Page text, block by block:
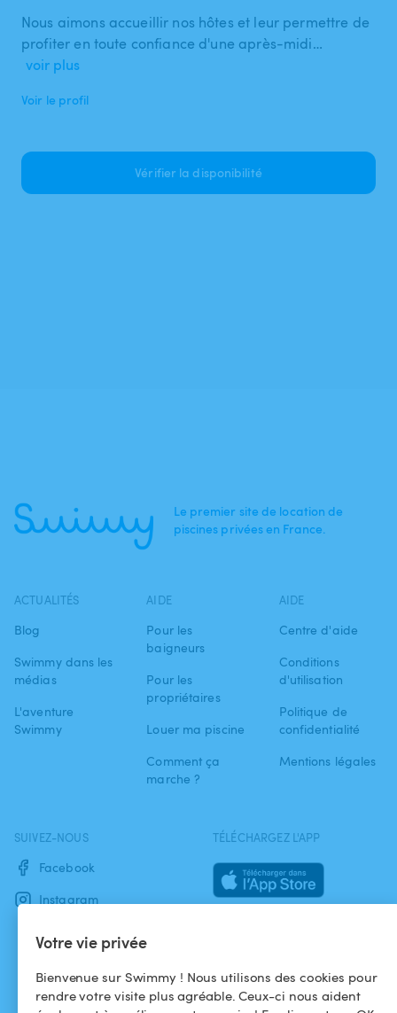
Votre vie privée
Bienvenue sur Swimmy ! Nous utilisons des cookies pour
rendre votre visite plus agréable. Ceux-ci nous aident
Nous aimons accueillir nos hôtes et leur permettre de
profiter en toute confiance d'une après-midi…
voir plus
Voir le profil
Vérifier la disponibilité
Le premier site de location de
piscines privées en France.
ACTUALITÉS
Blog
Swimmy dans les
médias
L'aventure
Swimmy
AIDE
Pour les
baigneurs
Pour les
propriétaires
Louer ma piscine
Comment ça
marche ?
AIDE
Centre d'aide
Conditions
d'utilisation
Politique de
confidentialité
Mentions légales
SUIVEZ-NOUS
Facebook
Instagram
TÉLÉCHARGEZ L'APP